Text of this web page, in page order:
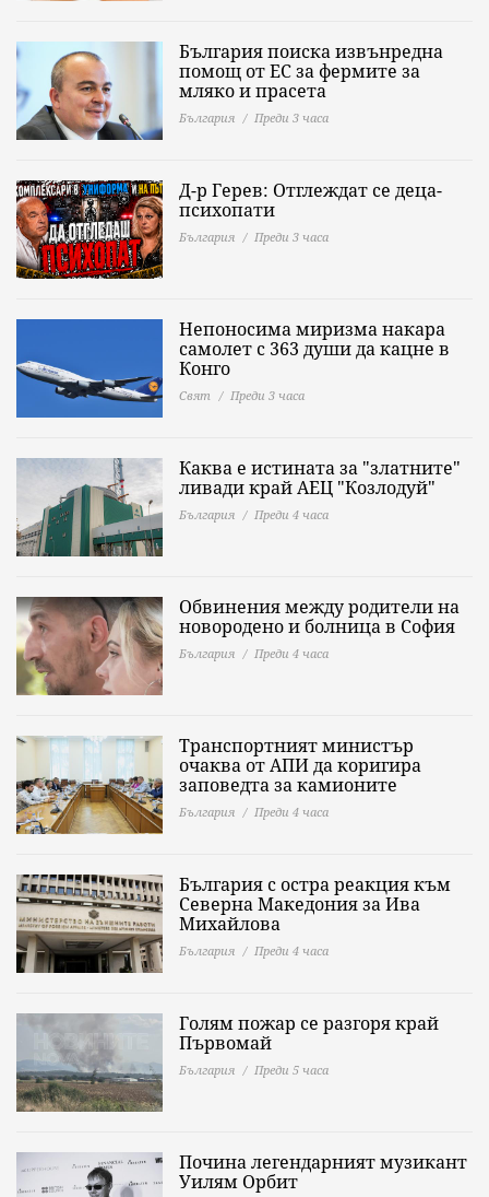
България поиска извънредна
помощ от ЕС за фермите за
мляко и прасета
България Преди 3 часа
Д-р Герев: Отглеждат се деца-
психопати
България Преди 3 часа
Непоносима миризма накара
самолет с 363 души да кацне в
Конго
Свят Преди 3 часа
Каква е истината за "златните"
ливади край АЕЦ "Козлодуй"
България Преди 4 часа
Обвинения между родители на
новородено и болница в София
България Преди 4 часа
Транспортният министър
очаква от АПИ да коригира
заповедта за камионите
България Преди 4 часа
България с остра реакция към
Северна Македония за Ива
Михайлова
България Преди 4 часа
Голям пожар се разгоря край
Първомай
България Преди 5 часа
Почина легендарният музикант
Уилям Орбит